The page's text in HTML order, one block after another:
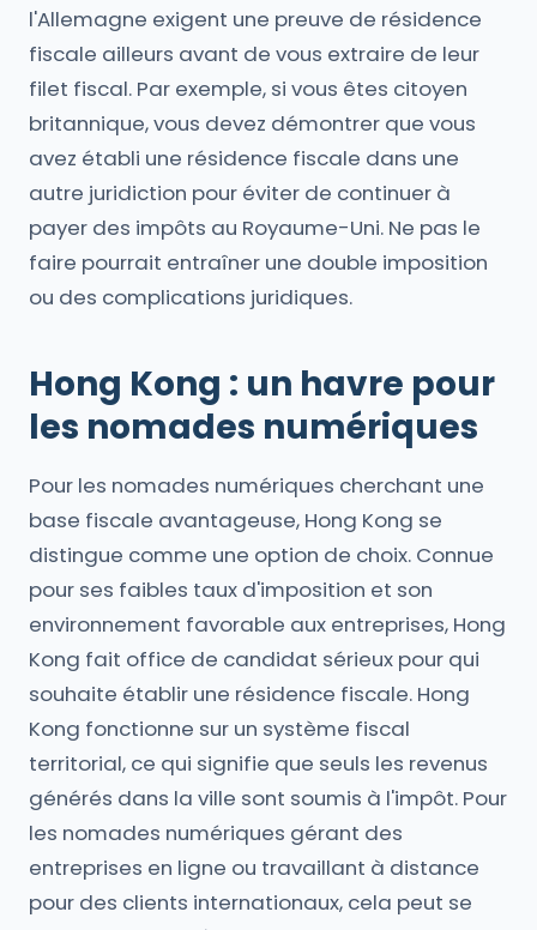
l'Allemagne exigent une preuve de résidence
fiscale ailleurs avant de vous extraire de leur
filet fiscal. Par exemple, si vous êtes citoyen
britannique, vous devez démontrer que vous
avez établi une résidence fiscale dans une
autre juridiction pour éviter de continuer à
payer des impôts au Royaume-Uni. Ne pas le
faire pourrait entraîner une double imposition
ou des complications juridiques.
Hong Kong : un havre pour
les nomades numériques
Pour les nomades numériques cherchant une
base fiscale avantageuse, Hong Kong se
distingue comme une option de choix. Connue
pour ses faibles taux d'imposition et son
environnement favorable aux entreprises, Hong
Kong fait office de candidat sérieux pour qui
souhaite établir une résidence fiscale. Hong
Kong fonctionne sur un système fiscal
territorial, ce qui signifie que seuls les revenus
générés dans la ville sont soumis à l'impôt. Pour
les nomades numériques gérant des
entreprises en ligne ou travaillant à distance
pour des clients internationaux, cela peut se